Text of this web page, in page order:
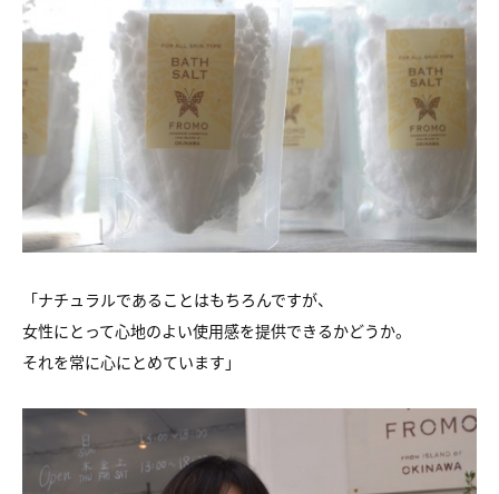
「ナチュラルであることはもちろんですが、
女性にとって心地のよい使用感を提供できるかどうか。
それを常に心にとめています」